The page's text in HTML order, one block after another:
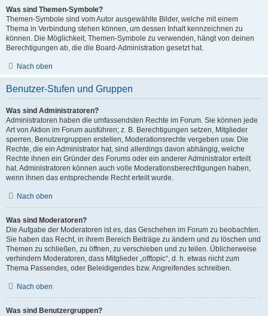
Was sind Themen-Symbole?
Themen-Symbole sind vom Autor ausgewählte Bilder, welche mit einem
Thema in Verbindung stehen können, um dessen Inhalt kennzeichnen zu
können. Die Möglichkeit, Themen-Symbole zu verwenden, hängt von deinen
Berechtigungen ab, die die Board-Administration gesetzt hat.
Nach oben
Benutzer-Stufen und Gruppen
Was sind Administratoren?
Administratoren haben die umfassendsten Rechte im Forum. Sie können jede
Art von Aktion im Forum ausführen; z. B. Berechtigungen setzen, Mitglieder
sperren, Benutzergruppen erstellen, Moderationsrechte vergeben usw. Die
Rechte, die ein Administrator hat, sind allerdings davon abhängig, welche
Rechte ihnen ein Gründer des Forums oder ein anderer Administrator erteilt
hat. Administratoren können auch volle Moderationsberechtigungen haben,
wenn ihnen das entsprechende Recht erteilt wurde.
Nach oben
Was sind Moderatoren?
Die Aufgabe der Moderatoren ist es, das Geschehen im Forum zu beobachten.
Sie haben das Recht, in ihrem Bereich Beiträge zu ändern und zu löschen und
Themen zu schließen, zu öffnen, zu verschieben und zu teilen. Üblicherweise
verhindern Moderatoren, dass Mitglieder „offtopic“, d. h. etwas nicht zum
Thema Passendes, oder Beleidigendes bzw. Angreifendes schreiben.
Nach oben
Was sind Benutzergruppen?